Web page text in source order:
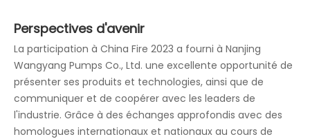
Perspectives d'avenir
La participation à China Fire 2023 a fourni à Nanjing
Wangyang Pumps Co., Ltd. une excellente opportunité de
présenter ses produits et technologies, ainsi que de
communiquer et de coopérer avec les leaders de
l'industrie. Grâce à des échanges approfondis avec des
homologues internationaux et nationaux au cours de